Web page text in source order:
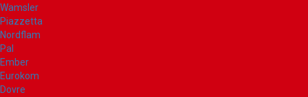
Wamsler
Piazzetta
Nordflam
Pal
Ember
Eurokom
Dovre